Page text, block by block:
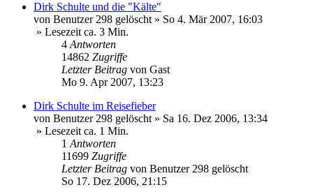
Dirk Schulte und die "Kälte"
von Benutzer 298 gelöscht» So 4. Mär 2007, 16:03
» Lesezeit ca. 3 Min.
4Antworten
14862 Zugriffe
Letzter Beitrag von Gast
Mo 9. Apr 2007, 13:23
Dirk Schulte im Reisefieber
von Benutzer 298 gelöscht» Sa 16. Dez 2006, 13:34
» Lesezeit ca. 1 Min.
1Antworten
11699 Zugriffe
Letzter Beitrag von Benutzer 298 gelöscht
So 17. Dez 2006, 21:15